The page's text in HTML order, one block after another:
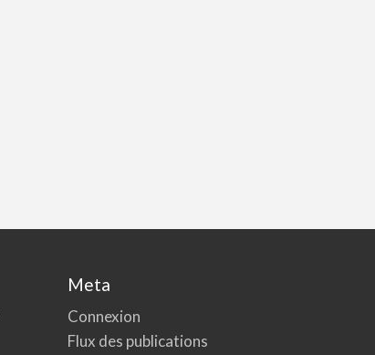
Meta
Connexion
Flux des publications